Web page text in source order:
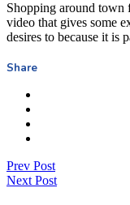
Shopping around town
video that gives some
desires to because it is
Share
Prev Post
Next Post